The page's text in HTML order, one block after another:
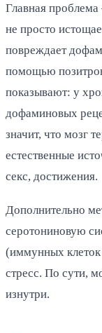
Главная
не просто
повреждает
помощью
показывают: у
дофаминовых
значит, что мозг
естественные
секс, достижения.
Дополнительно
серотониновую
(иммунных клеток
стресс. По сути,
изнутри.